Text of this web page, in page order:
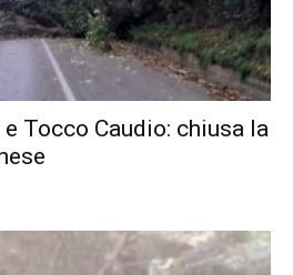
Tocco Caudio: chiusa la